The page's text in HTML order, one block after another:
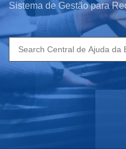
Sistema de Gestão para
Search
for: